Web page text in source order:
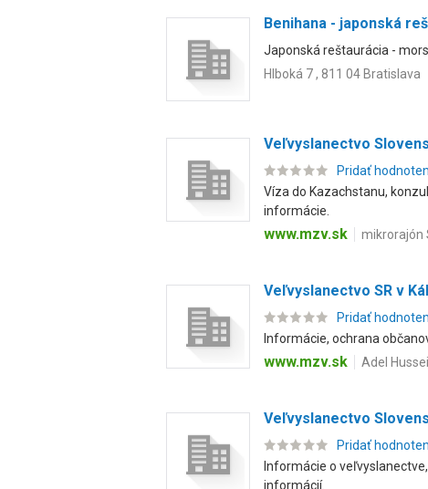
Benihana - japonská
Japonská reštaurácia -
Hlboká 7 , 811 04 Bratislava
Veľvyslanectvo
Pridať
Víza do Kazachstanu,
informácie.
www.mzv.sk mikrorajón
Veľvyslanectvo SR v
Pridať
Informácie, ochrana
www.mzv.sk Adel
Veľvyslanectvo
Pridať
Informácie o
informácií.